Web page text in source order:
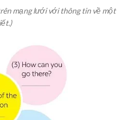
mạng lưới với thông tin về một